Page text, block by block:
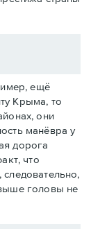
ещё
Крыма, то
они
манёвра у
дорога
что
головы не